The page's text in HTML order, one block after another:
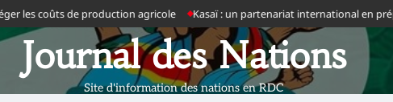
coûts de production agricole Kasaï : un partenariat international en
Journal des Nations
Site d'information des nations en RDC